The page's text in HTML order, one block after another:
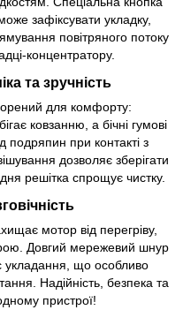
зафіксувати укладку,
повітряного потоку
концентратору.
та зручність
для комфорту:
ковзанню, а бічні гумові
подряпин при контакті з
дозволяє зберігати
решітка спрощує чистку.
мотор від перегріву,
Довгий мережевий шнур
укладання, що особливо
Надійність, безпека та
пристрої!